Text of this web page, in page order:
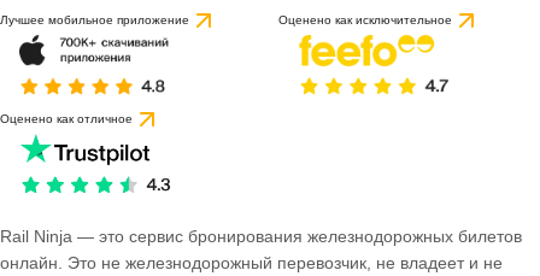
Лучшее мобильное приложение Оценено как исключительное
Оценено как отличное
Rail Ninja — это сервис бронирования железнодорожных билетов
онлайн. Это не железнодорожный перевозчик, не владеет и не